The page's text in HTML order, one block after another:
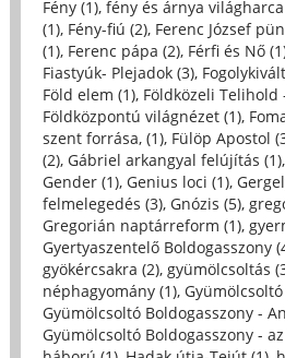
Fény (1), fény és árnya
(1), Fény-fiú (2), Ferenc József
(1), Ferenc pápa (2), Férfi és Nő
Fiastyúk- Plejadok (3),
Föld elem (1), Földközeli Telihold
Földközpontú világnézet (1),
szent forrása, (1), Fülöp Apostol
(2), Gábriel arkangyal felújítás (1),
Gender (1), Genius loci (1),
felmelegedés (3), Gnózis (5),
Gregorián naptárreform (1),
Gyertyaszentelő Boldogasszony
gyökércsakra (2), gyümölcsoltás
néphagyomány (1),
Gyümölcsoltó Boldogasszony -
Gyümölcsoltó Boldogasszony -